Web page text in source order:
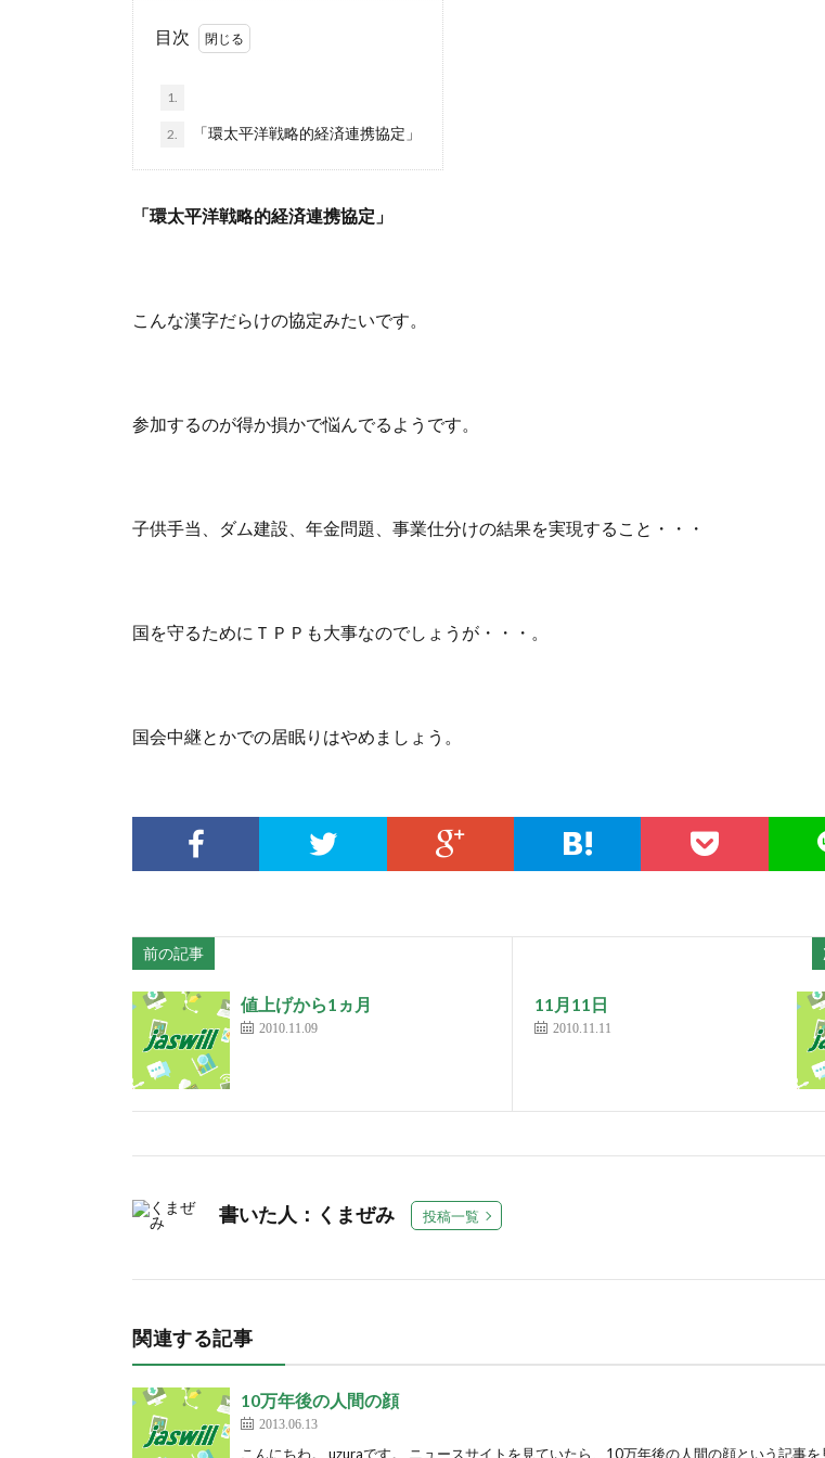
目次
1.
2. 「環太平洋戦略的経済連携協定」
「環太平洋戦略的経済連携協定」
こんな漢字だらけの協定みたいです。
参加するのが得か損かで悩んでるようです。
子供手当、ダム建設、年金問題、事業仕分けの結果を実現すること・・・
国を守るためにＴＰＰも大事なのでしょうが・・・。
国会中継とかでの居眠りはやめましょう。
前の記事
値上げから1ヵ月
2010.11.09
11月11日
2010.11.11
書いた人：くまぜみ 投稿一覧
関連する記事
10万年後の人間の顔
2013.06.13
こんにちわ。 uzuraです。 ニュースサイトを見ていたら、10万年後の人間の顔という記事を